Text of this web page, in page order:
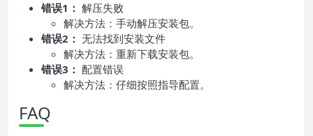
错误1： 解压失败
解决方法：手动解压安装包。
错误2： 无法找到安装文件
解决方法：重新下载安装包。
错误3： 配置错误
解决方法：仔细按照指导配置。
FAQ